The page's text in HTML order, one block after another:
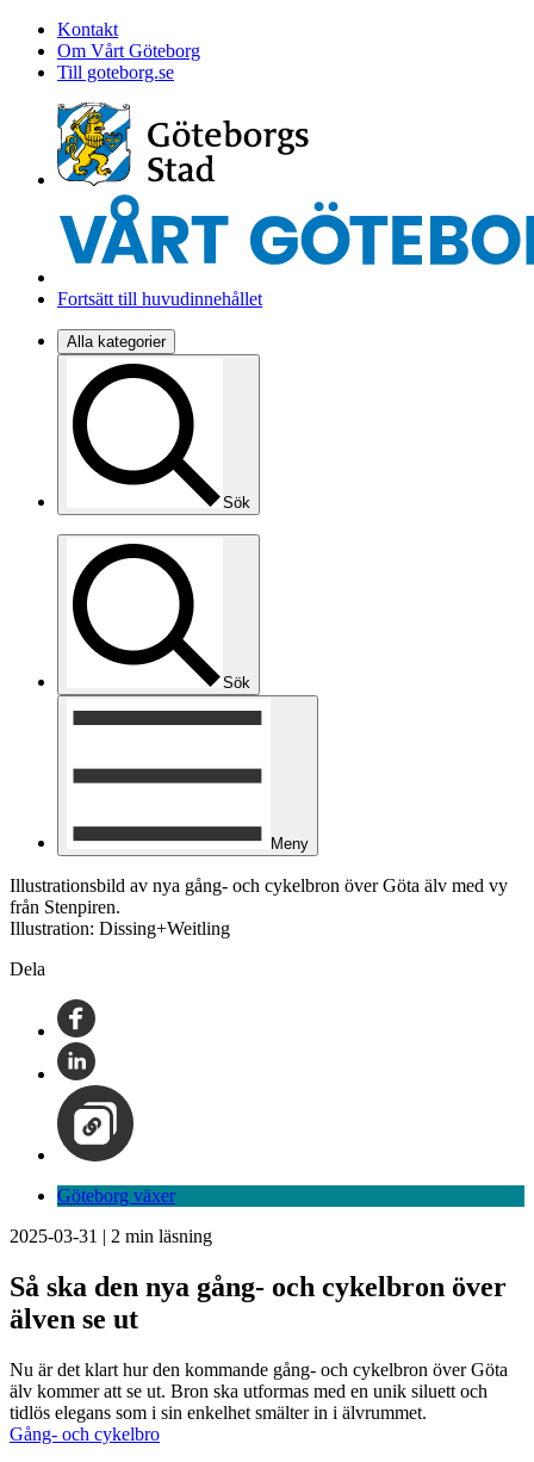
Kontakt
Om Vårt Göteborg
Till goteborg.se
Fortsätt till huvudinnehållet
Alla kategorier
Sök
Sök
Meny
Illustrationsbild av nya gång- och cykelbron över Göta älv med vy
från Stenpiren.
Illustration: Dissing+Weitling
Dela
Göteborg växer
2025-03-31 | 2 min läsning
Så ska den nya gång- och cykelbron över
älven se ut
Nu är det klart hur den kommande gång- och cykelbron över Göta
älv kommer att se ut. Bron ska utformas med en unik siluett och
tidlös elegans som i sin enkelhet smälter in i älvrummet.
Gång- och cykelbro